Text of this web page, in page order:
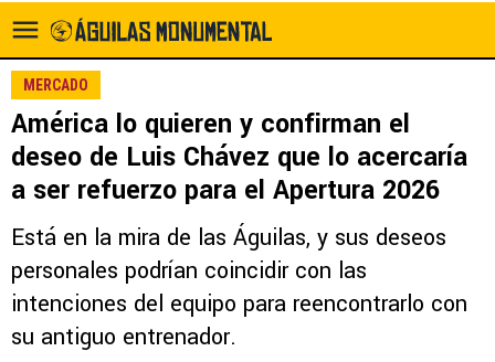
MERCADO
América lo quieren y confirman el
deseo de Luis Chávez que lo acercaría
a ser refuerzo para el Apertura 2026
Está en la mira de las Águilas, y sus deseos
personales podrían coincidir con las
intenciones del equipo para reencontrarlo con
su antiguo entrenador.